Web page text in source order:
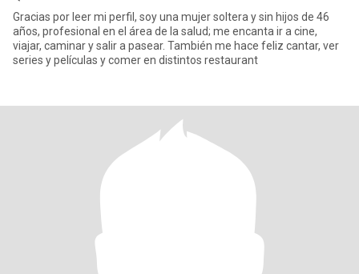
Gracias por leer mi perfil, soy una mujer soltera y sin hijos de 46
años, profesional en el área de la salud; me encanta ir a cine,
viajar, caminar y salir a pasear. También me hace feliz cantar, ver
series y películas y comer en distintos restaurant